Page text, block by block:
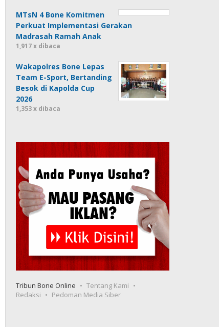
MTsN 4 Bone Komitmen
Perkuat Implementasi Gerakan
Madrasah Ramah Anak
1,917 x dibaca
Wakapolres Bone Lepas
Team E-Sport, Bertanding
Besok di Kapolda Cup
2026
1,353 x dibaca
Tribun Bone Online
Tentang Kami
Redaksi
Pedoman Media Siber